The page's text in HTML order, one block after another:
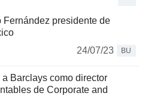
Fernández presidente de
24/07/23
BU
Barclays como director
de Corporate and